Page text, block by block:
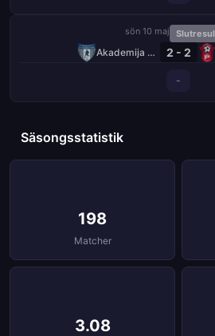
sön 10 maj
Akademija Pandev 2 - 2
-
Säsongsstatistik
198
Matcher
3.08